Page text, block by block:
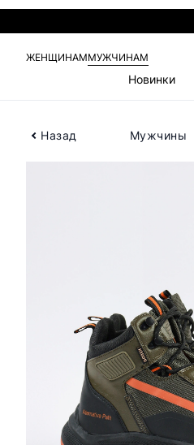
ЖЕНЩИНАММУЖЧИНАМ
Новинки
Назад Мужчины